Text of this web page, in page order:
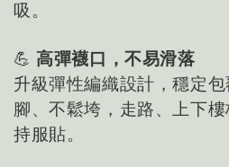
吸。
💪高彈襪口，不易滑落
升級彈性編織設計，穩定
腳、不鬆垮，走路、上下
持服貼。